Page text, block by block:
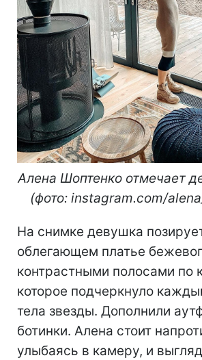
Алена Шоптенко отмечает
(фото: instagram.com/
На снимке девушка
облегающем платье
контрастными полосами по
которое подчеркнуло
тела звезды. Дополнили
ботинки. Алена стоит
улыбаясь в камеру, и